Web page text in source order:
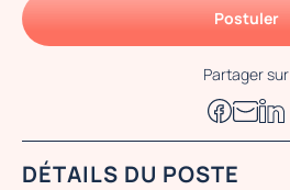
Postuler
Partager sur
DÉTAILS DU POSTE